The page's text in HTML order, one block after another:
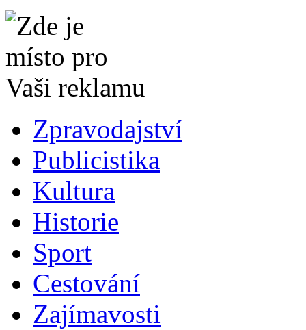
Zpravodajství
Publicistika
Kultura
Historie
Sport
Cestování
Zajímavosti